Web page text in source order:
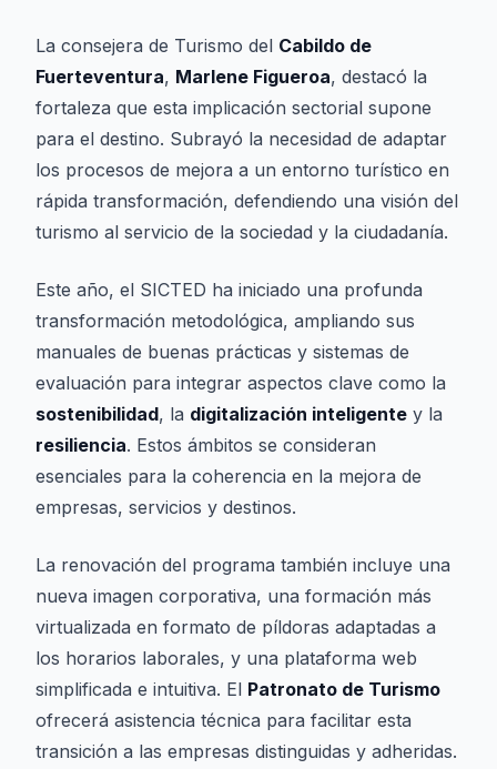
La consejera de Turismo del Cabildo de
Fuerteventura, Marlene Figueroa, destacó la
fortaleza que esta implicación sectorial supone
para el destino. Subrayó la necesidad de adaptar
los procesos de mejora a un entorno turístico en
rápida transformación, defendiendo una visión del
turismo al servicio de la sociedad y la ciudadanía.
Este año, el SICTED ha iniciado una profunda
transformación metodológica, ampliando sus
manuales de buenas prácticas y sistemas de
evaluación para integrar aspectos clave como la
sostenibilidad, la digitalización inteligente y la
resiliencia. Estos ámbitos se consideran
esenciales para la coherencia en la mejora de
empresas, servicios y destinos.
La renovación del programa también incluye una
nueva imagen corporativa, una formación más
virtualizada en formato de píldoras adaptadas a
los horarios laborales, y una plataforma web
simplificada e intuitiva. El Patronato de Turismo
ofrecerá asistencia técnica para facilitar esta
transición a las empresas distinguidas y adheridas.